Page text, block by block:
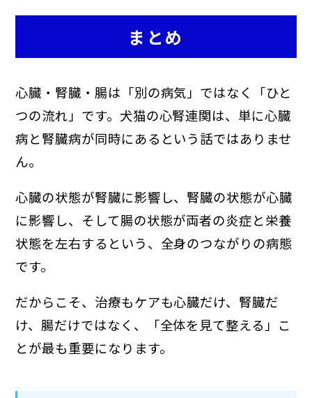
まとめ
心臓・腎臓・腸は「別の病気」ではなく「ひと
つの流れ」です。犬猫の心腎連関は、単に心臓
病と腎臓病が同時にあるという話ではありませ
ん。
心臓の状態が腎臓に影響し、腎臓の状態が心臓
に影響し、そして腸の状態が両者の炎症と栄養
状態を左右するという、全身のつながりの病態
です。
だからこそ、治療もケアも心臓だけ、腎臓だ
け、腸だけではなく、「全体を見て整える」こ
とが最も重要になります。